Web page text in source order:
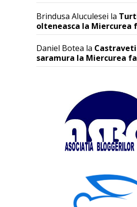
Brindusa Aluculesei la
olteneasca la Miercurea
Daniel Botea la
saramura la Miercurea